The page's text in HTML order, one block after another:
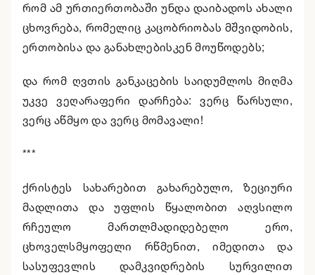
რომ ამ ურთიერთობაში უნდა დაიბადოს ახალი
ცხოვრება, რომელიც კაცობრიობას მშვიდობის,
ერთობისა და განახლებისკენ მოუწოდებს;
და რომ ღვთის განკაცების საიდუმლოს მიღმა
უკვე ვეღარაფერი დარჩება: ვერც წარსული,
ვერც აწმყო და ვერც მომავალი!
***
ქრისტეს სახარებით გახარებულო, ზეციური
მადლითა და უფლის წყალობით აღვსილო
რჩეულო მართლმადიდებელო ერო,
ცხოველსმყოფელი რწმენით, იმედითა და
სასუფევლის დამკვიდრების სურვილით